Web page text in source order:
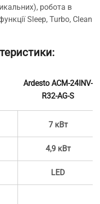
робота в
Sleep, Turbo, Clean
Ardesto ACM-24INV-
R32-AG-S
7 кВт
4,9 кВт
LED